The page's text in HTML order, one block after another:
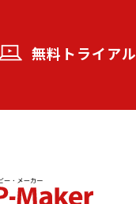
無料トライアル